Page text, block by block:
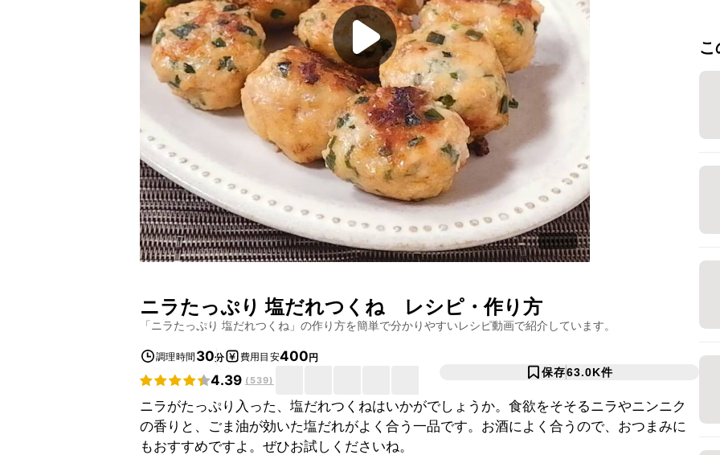
ニラたっぷり 塩だれつくね レシピ・作り方
「ニラたっぷり 塩だれつくね 」の作り方を簡単で分かりやすいレシピ動画で紹介しています。
調理時間 30分 費用目安400円
4.39 ( 539)
保存63.0K件
ニラがたっぷり入った、塩だれつくねはいかがでしょうか。食欲をそそるニラやニンニク
の香りと、ごま油が効いた塩だれがよく合う一品です。お酒によく合うので、おつまみに
もおすすめですよ。ぜひお試しくださいね。